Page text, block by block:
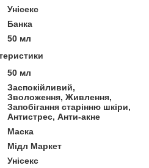
Унісекс
Банка
50 мл
50 мл
Заспокійливий,
Зволоження, Живлення,
Запобігання старінню шкіри,
Антистрес, Анти-акне
Маска
Мідл Маркет
Унісекс